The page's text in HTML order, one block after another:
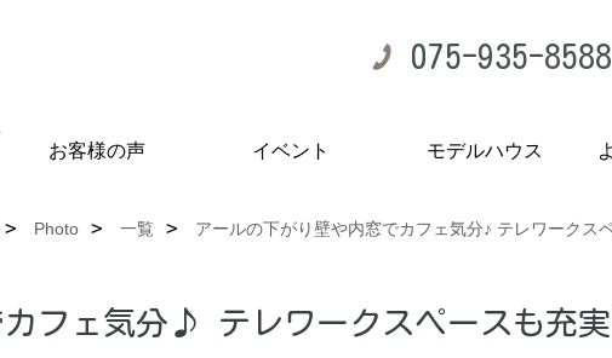
075-935-8588
お客様の声 イベント モデルハウス
Photo 一覧 アールの下がり壁や内窓でカフェ気分♪ テレワークス
フェ気分♪ テレワークスペースも充